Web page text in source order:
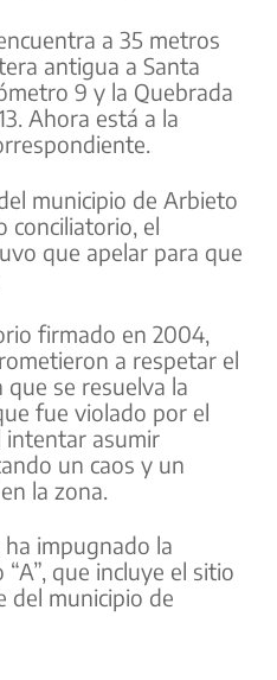
a 35 metros
antigua a Santa
9 y la Quebrada
Ahora está a la
municipio de Arbieto
conciliatorio, el
que apelar para que
firmado en 2004,
a respetar el
se resuelva la
fue violado por el
intentar asumir
un caos y un
la zona.
impugnado la
que incluye el sitio
del municipio de